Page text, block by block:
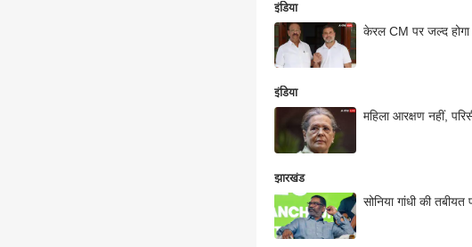
इंडिया
केरल CM पर जल्द
इंडिया
महिला आरक्षण नहीं,
झारखंड
सोनिया गांधी की